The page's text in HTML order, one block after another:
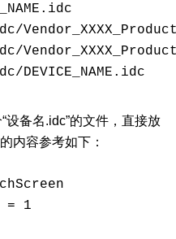
设备名.idc”的文件，直接放
内容参考如下：
= 1